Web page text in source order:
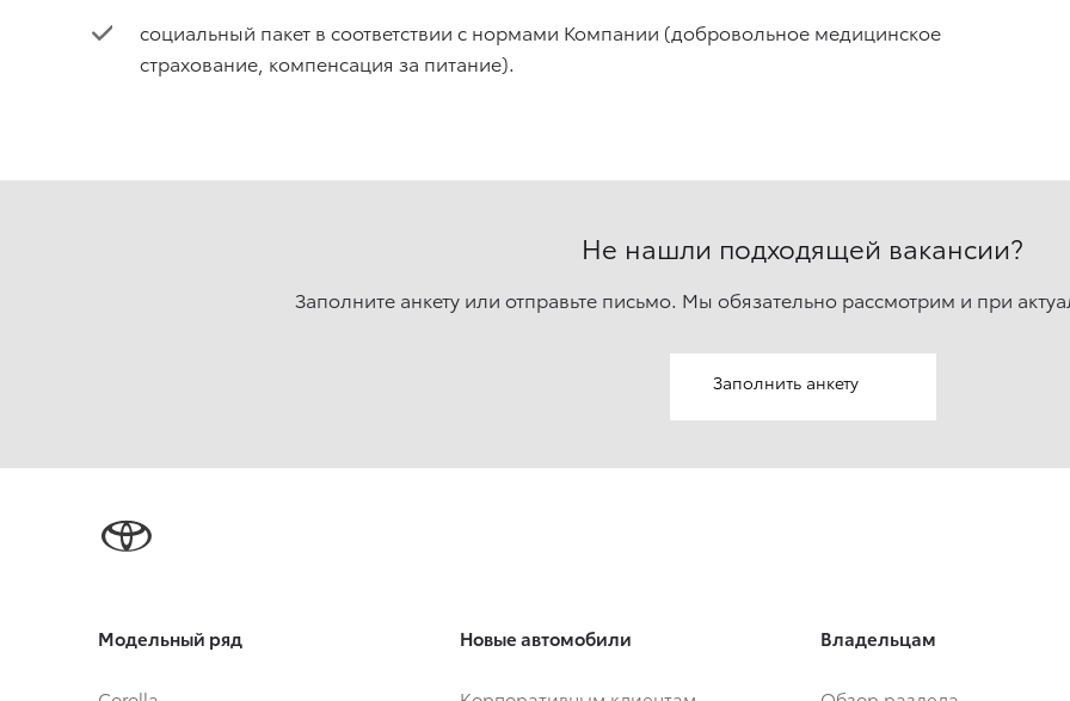
социальный пакет в соответствии с нормами Компании (добровольное медицинское
страхование, компенсация за питание).
Не нашли подходящей вакансии?
Заполните анкету или отправьте письмо. Мы обязательно рассмотрим и при
Заполнить анкету
Модельный ряд Новые автомобили Владельцам